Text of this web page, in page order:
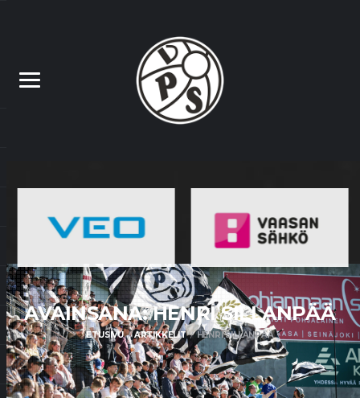
AVAINSANA: HENRISILLANPÄÄ
ETUSIVU ARTIKKELIT HENRI SILLANPÄÄ